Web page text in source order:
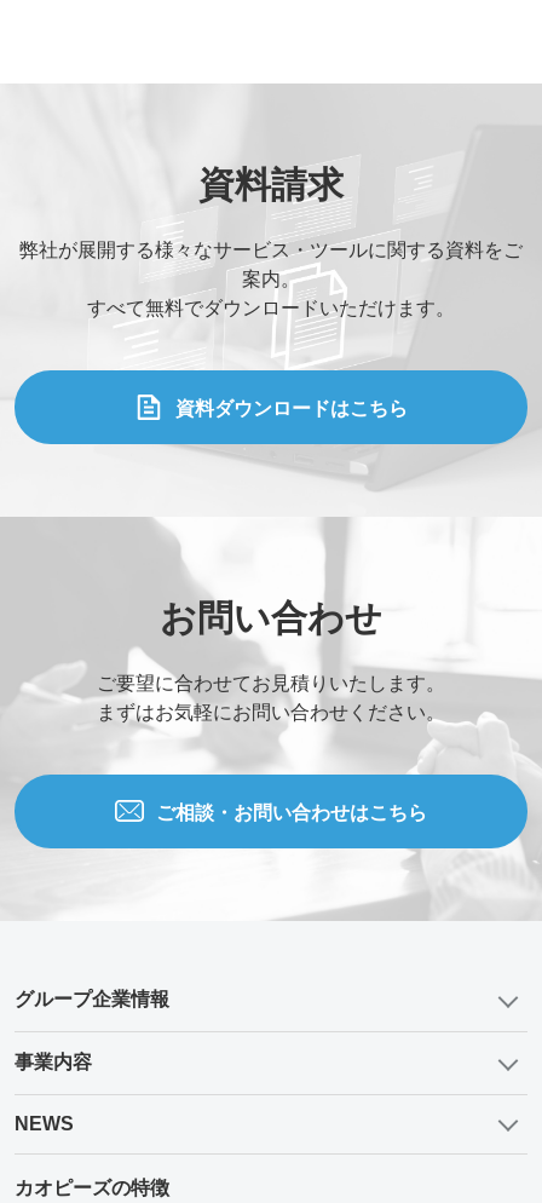
資料請求
弊社が展開する様々なサービス・ツールに関する資料をご
案内。
すべて無料でダウンロードいただけます。
資料ダウンロードはこちら
お問い合わせ
ご要望に合わせてお見積りいたします。
まずはお気軽にお問い合わせください。
ご相談・お問い合わせはこちら
グループ企業情報
事業内容
NEWS
カオピーズの特徴